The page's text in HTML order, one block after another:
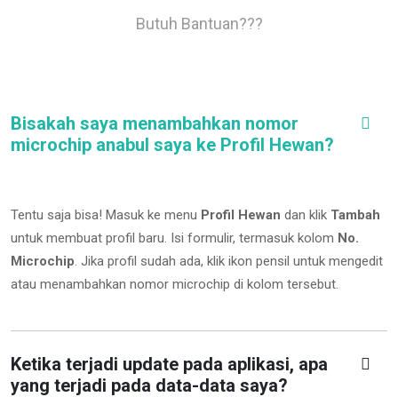
Butuh Bantuan???
Bisakah saya menambahkan nomor
microchip anabul saya ke Profil Hewan?
Tentu saja bisa! Masuk ke menu Profil Hewan dan klik Tambah
untuk membuat profil baru. Isi formulir, termasuk kolom No.
Microchip. Jika profil sudah ada, klik ikon pensil untuk mengedit
atau menambahkan nomor microchip di kolom tersebut.
Ketika terjadi update pada aplikasi, apa
yang terjadi pada data-data saya?